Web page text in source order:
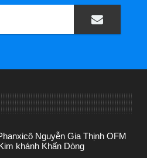
yêu
Nguyễn Gia Thịnh OFM
khánh Khấn Dòng